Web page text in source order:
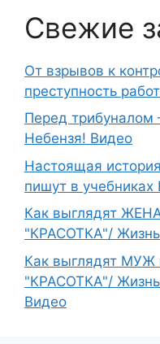
Свежие
От взрывов к
преступность
Перед трибуналом
Небензя! Видео
Настоящая
пишут в учебниках
Как выглядят
"КРАСОТКА"/
Как выглядят МУЖ
"КРАСОТКА"/
Видео